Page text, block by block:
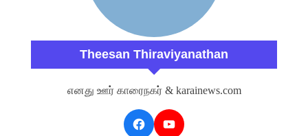
Theesan Thiraviyanathan
எனது ஊர் காரைநகர் & karainews.com